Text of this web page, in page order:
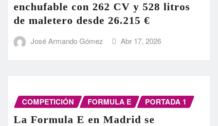
enchufable con 262 CV y 528 litros
de maletero desde 26.215 €
José Armando Gómez Abr 17, 2026
COMPETICIÓN FORMULA E PORTADA 1
La Formula E en Madrid se